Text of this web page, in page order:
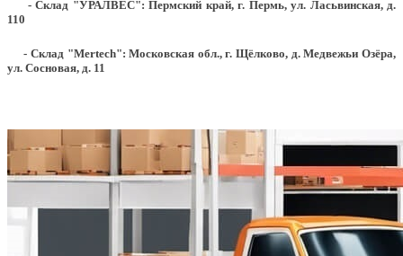
- Склад "УРАЛВЕС": Пермский край, г. Пермь, ул. Ласьвинская, д.
110
- Склад "Mertech": Московская обл., г. Щёлково, д. Медвежьи Озёра,
ул. Сосновая, д. 11